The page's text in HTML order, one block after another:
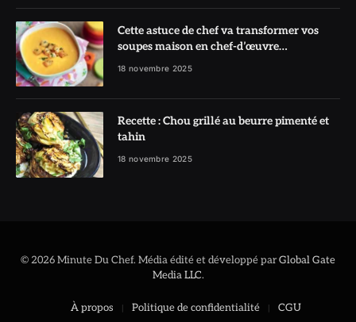
Cette astuce de chef va transformer vos
soupes maison en chef-d’œuvre
réconfortant
18 novembre 2025
Recette : Chou grillé au beurre pimenté et
tahin
18 novembre 2025
© 2026 Minute Du Chef. Média édité et développé parGlobal Gate
Media LLC.
À propos Politique de confidentialité
CGU